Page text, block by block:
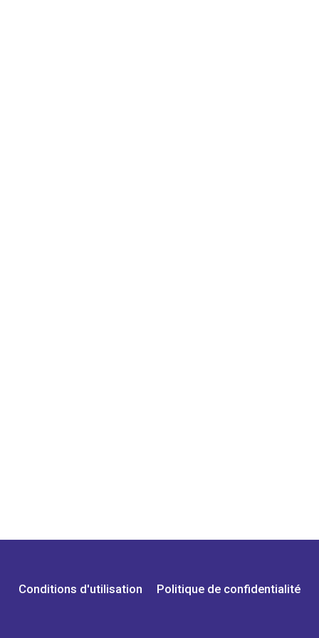
Conditions d'utilisation Politique de confidentialité